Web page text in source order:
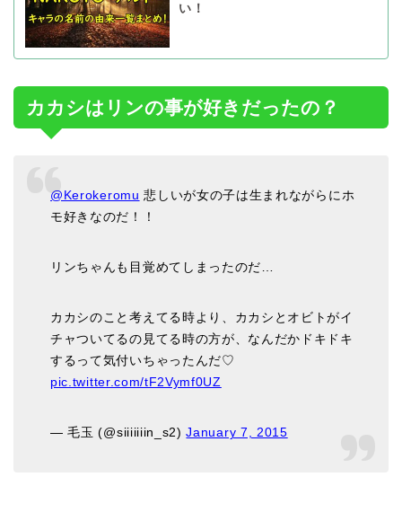
い！
カカシはリンの事が好きだったの？
@Kerokeromu 悲しいが女の子は生まれながらにホ
モ好きなのだ！！
リンちゃんも目覚めてしまったのだ…
カカシのこと考えてる時より、カカシとオビトがイ
チャついてるの見てる時の方が、なんだかドキドキ
するって気付いちゃったんだ♡
pic.twitter.com/tF2Vymf0UZ
— 毛玉 (@siiiiiiin_s2)January 7, 2015